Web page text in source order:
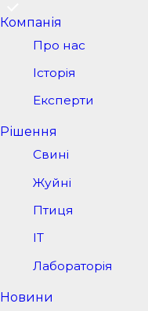
Компанія
Про нас
Історія
Експерти
Рішення
Свині
Жуйні
Птиця
IT
Лабораторія
Новини